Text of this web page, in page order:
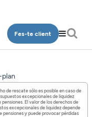
Fes-te client
de rescate sólo es posible en caso de
excepcionales de liquidez
El valor de los derechos de
excepcionales de liquidez depende
pensiones y puede provocar pérdidas